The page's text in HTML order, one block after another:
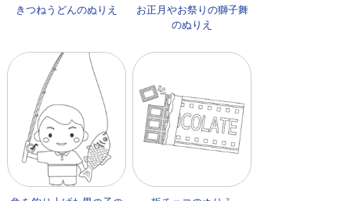
きつねうどんのぬりえ
お正月やお祭りの獅子舞
のぬりえ